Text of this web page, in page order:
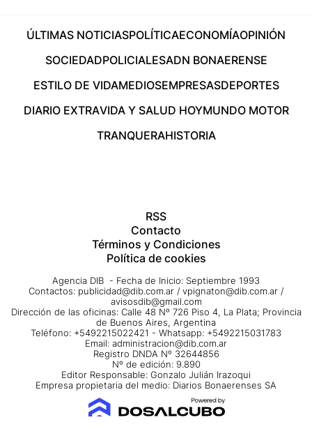
ÚLTIMAS NOTICIASPOLÍTICAECONOMÍAOPINIÓN
SOCIEDADPOLICIALESADN BONAERENSE
ESTILO DE VIDAMEDIOSEMPRESASDEPORTES
DIARIO EXTRAVIDA Y SALUD HOYMUNDO MOTOR
TRANQUERAHISTORIA
RSS
Contacto
Términos y Condiciones
Política de cookies
Agencia DIB - Fecha de Inicio: Septiembre 1993
Contactos: publicidad@dib.com.ar / vpignaton@dib.com.ar /
avisosdib@gmail.com
Dirección de las oficinas: Calle 48 Nº 726 Piso 4, La Plata; Provincia
de Buenos Aires, Argentina
Teléfono: +5492215022421 - Whatsapp: +5492215031783
Email: administracion@dib.com.ar
Registro DNDA Nº 32644856
Nº de edición: 9.890
Editor Responsable: Gonzalo Julián Irazoqui
Empresa propietaria del medio: Diarios Bonaerenses SA